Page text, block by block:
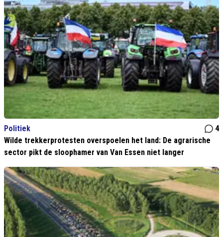
Politiek
4
Wilde trekkerprotesten overspoelen het land: De agrarische
sector pikt de sloophamer van Van Essen niet langer